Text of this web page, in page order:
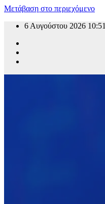
Μετάβαση στο περιεχόμενο
6 Αυγούστου 2026 10:51